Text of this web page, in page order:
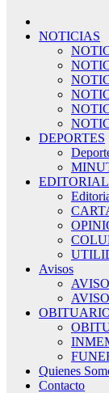
NOTICIAS
DEPORTES
EDITORIAL
Avisos
Quienes
Contacto